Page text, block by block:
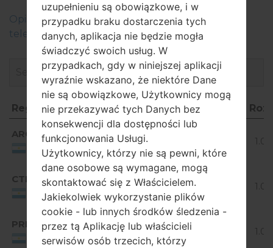
Оpis regionów oprogramowania układowego dla
telefonów LG
Region Nazwa pliku OS
Region
Nazwa pliku
ARG
Argentina
H440AR10d_00_1208.kdz
Lollipop
CTI
Argentina
H440AR10a_03_1208.kdz
Android
Lollipop
PRN
Argentina
H440AR10a_05_1214.kdz
Android
uzupełnieniu są obowiązkowe, i w
przypadku braku dostarczenia tych
danych, aplikacja nie będzie mogła
świadczyć swoich usług. W
przypadkach, gdy w niniejszej aplikacji
wyraźnie wskazano, że niektóre Dane
nie są obowiązkowe, Użytkownicy mogą
nie przekazywać tych Danych bez
konsekwencji dla dostępności lub
funkcjonowania Usługi.
Użytkownicy, którzy nie są pewni, które
dane osobowe są wymagane, mogą
skontaktować się z Właścicielem.
Jakiekolwiek wykorzystanie plików
cookie - lub innych środków śledzenia -
przez tą Aplikację lub właścicieli
serwisów osób trzecich, którzy